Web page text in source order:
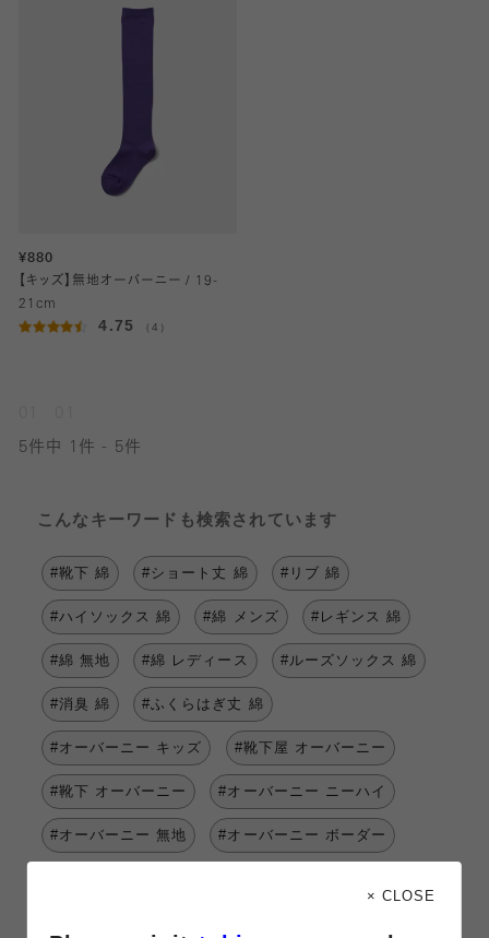
¥880
【キッズ】無地オーバーニー / 19-
21cm
4.75 （4）
5件中 1件 - 5件
こんなキーワードも検索されています
#靴下 綿 #ショート丈 綿 #リブ 綿
#ハイソックス 綿 #綿 メンズ #レギンス 綿
#綿 無地 #綿 レディース #ルーズソックス 綿
#消臭 綿 #ふくらはぎ丈 綿
#オーバーニー キッズ #靴下屋 オーバーニー
#靴下 オーバーニー #オーバーニー ニーハイ
#オーバーニー 無地 #オーバーニー ボーダー
× CLOSE